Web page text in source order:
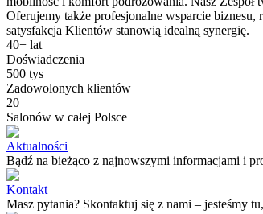
Oferujemy także profesjonalne wsparcie
satysfakcja Klientów stanowią idealną synergię.
40+ lat
Doświadczenia
500 tys
Zadowolonych klientów
20
Salonów w całej Polsce
Aktualności
Bądź na bieżąco z najnowszymi informacjami i
Kontakt
Masz pytania? Skontaktuj się z nami – jesteśmy